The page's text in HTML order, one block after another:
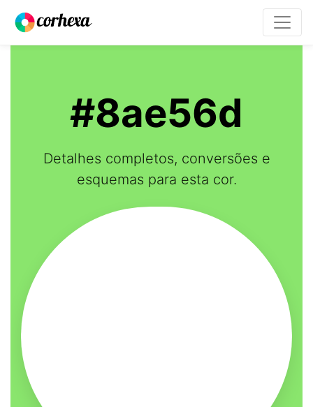
#8ae56d
Detalhes completos, conversões e
esquemas para esta cor.